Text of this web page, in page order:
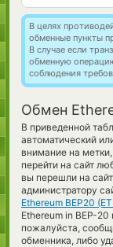
В целях
обменные пункты
В случае если
обменную
соблюдения
Обмен
В приведенной
автоматический
внимание на
перейти на сайт
вы перешли на
администратору
Ethereum BEP20
Ethereum in BEP-
пожалуйста,
обменника, либо